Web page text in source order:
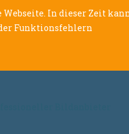
In dieser Zeit
Funktionsfehlern